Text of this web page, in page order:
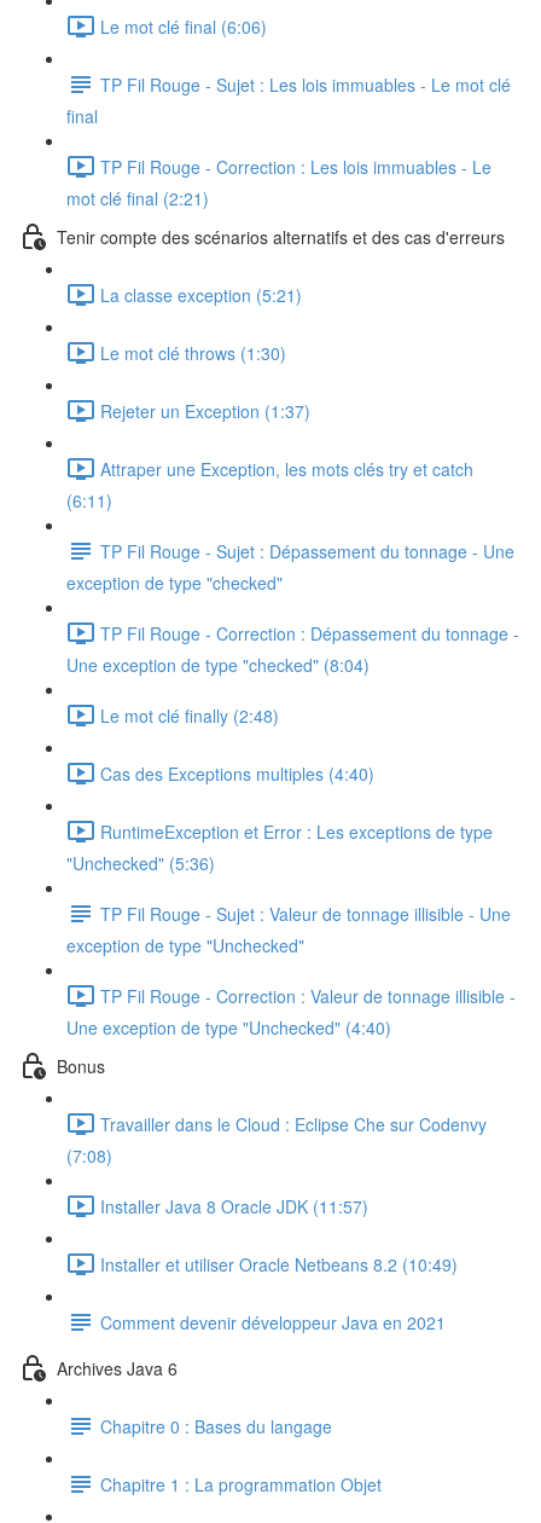
Le mot clé final (6:06)
TP Fil Rouge - Sujet : Les lois immuables - Le mot clé
final
TP Fil Rouge - Correction : Les lois immuables - Le
mot clé final (2:21)
Tenir compte des scénarios alternatifs et des cas d'erreurs
La classe exception (5:21)
Le mot clé throws (1:30)
Rejeter un Exception (1:37)
Attraper une Exception, les mots clés try et catch
(6:11)
TP Fil Rouge - Sujet : Dépassement du tonnage - Une
exception de type "checked"
TP Fil Rouge - Correction : Dépassement du tonnage -
Une exception de type "checked" (8:04)
Le mot clé finally (2:48)
Cas des Exceptions multiples (4:40)
RuntimeException et Error : Les exceptions de type
"Unchecked" (5:36)
TP Fil Rouge - Sujet : Valeur de tonnage illisible - Une
exception de type "Unchecked"
TP Fil Rouge - Correction : Valeur de tonnage illisible -
Une exception de type "Unchecked" (4:40)
Bonus
Travailler dans le Cloud : Eclipse Che sur Codenvy
(7:08)
Installer Java 8 Oracle JDK (11:57)
Installer et utiliser Oracle Netbeans 8.2 (10:49)
Comment devenir développeur Java en 2021
Archives Java 6
Chapitre 0 : Bases du langage
Chapitre 1 : La programmation Objet